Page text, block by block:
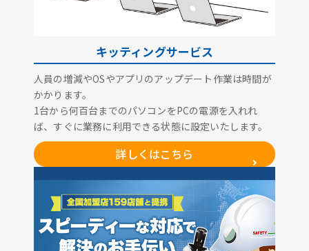
キッティングサービス
人員の増減やOSやアプリのアップデート作業は時間が
かかります。
1台から何百台までのパソコンをPCの電源を入れれ
ば、すぐに業務に利用できる状態に設定いたします。
詳しくはこちら